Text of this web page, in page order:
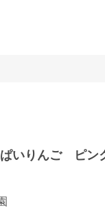
いりんご ピン